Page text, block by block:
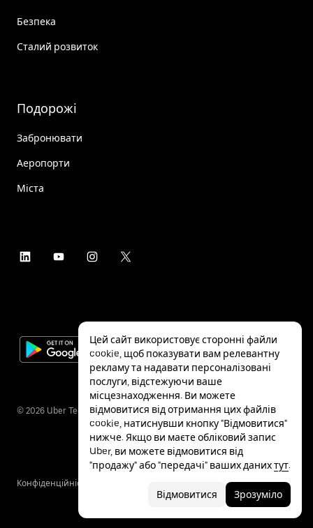
Безпека
Сталий розвиток
Подорожі
Забронювати
Аеропорти
Міста
© 2026 Uber Technologies Inc.
Конфіденційність
Цей сайт використовує сторонні файли
cookie, щоб показувати вам релевантну
рекламу та надавати персоналізовані
послуги, відстежуючи ваше
місцезнаходження. Ви можете
відмовитися від отримання цих файлів
cookie, натиснувши кнопку "Відмовитися"
нижче. Якщо ви маєте обліковий запис
Uber, ви можете відмовитися від
"продажу" або "передачі" ваших данихтут.
Відмовитися Зрозуміло